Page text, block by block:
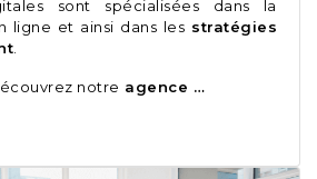
sont spécialisées dans la
ligne et ainsi dans les stratégies
notre agence …